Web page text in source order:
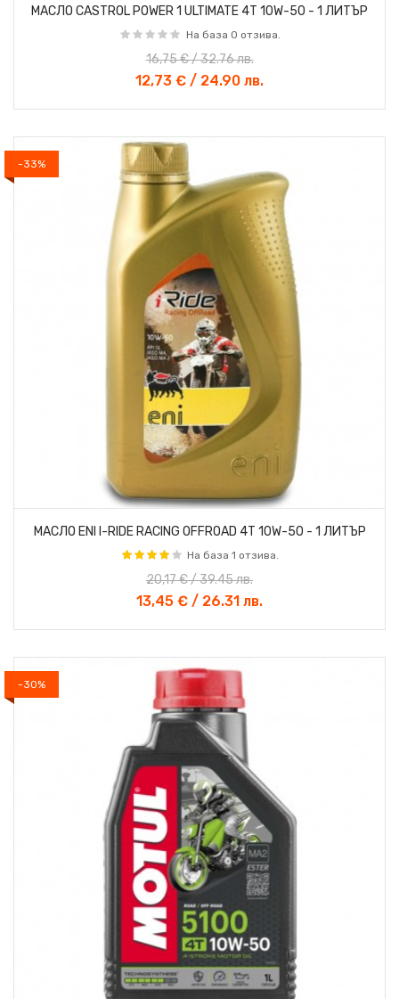
МАСЛО CASTROL POWER 1 ULTIMATE 4T 10W-50 - 1 ЛИТЪР
На база 0 отзива.
12,73 € / 24.90 лв.
16,75 € / 32.76 лв.
-33%
МАСЛО ENI I-RIDE RACING OFFROAD 4T 10W-50 - 1 ЛИТЪР
На база 1 отзива.
13,45 € / 26.31 лв.
20,17 € / 39.45 лв.
-30%